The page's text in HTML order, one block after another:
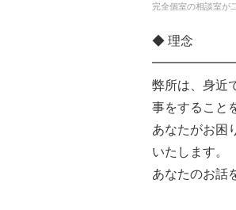
完全個室の相談室が
◆ 理念
弊所は、身近
事をすること
あなたがお困
いたします。
あなたのお話